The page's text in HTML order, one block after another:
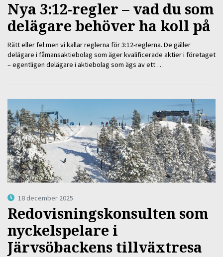
Nya 3:12-regler – vad du som
delägare behöver ha koll på
Rätt eller fel men vi kallar reglerna för 3:12-reglerna. De gäller
delägare i fåmansaktiebolag som äger kvalificerade aktier i företaget
– egentligen delägare i aktiebolag som ägs av ett …
18 december 2025
Redovisningskonsulten som
nyckelspelare i
Järvsöbackens tillväxtresa